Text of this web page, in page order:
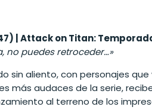
| Attack on Titan:
no puedes retroceder…»
sin aliento, con personajes
más audaces de la serie,
al terreno de los